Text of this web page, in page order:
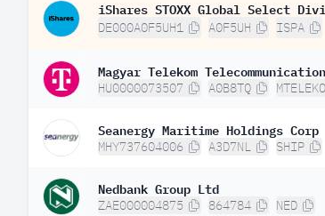
iShares STOXX Global Select
DE000A0F5UH1 A0F5UH ISPA
Magyar Telekom
HU0000073507 A0B8TQ
Seanergy Maritime Holdings Corp
MHY737604006 A3D7NL SHIP
Nedbank Group Ltd
ZAE000004875 864784 NED